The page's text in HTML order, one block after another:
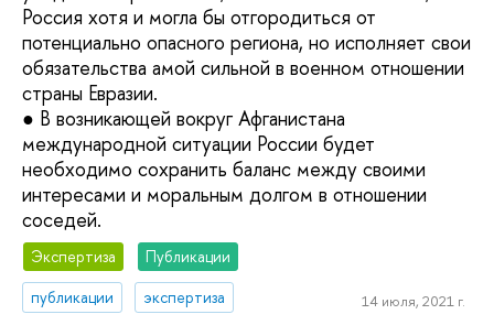
Россия хотя и могла бы отгородиться от
потенциально опасного региона, но исполняет свои
обязательства амой сильной в военном отношении
страны Евразии.
● В возникающей вокруг Афганистана
международной ситуации России будет
необходимо сохранить баланс между своими
интересами и моральным долгом в отношении
соседей.
Экспертиза
Публикации
публикации
экспертиза 14 июля, 2021 г.